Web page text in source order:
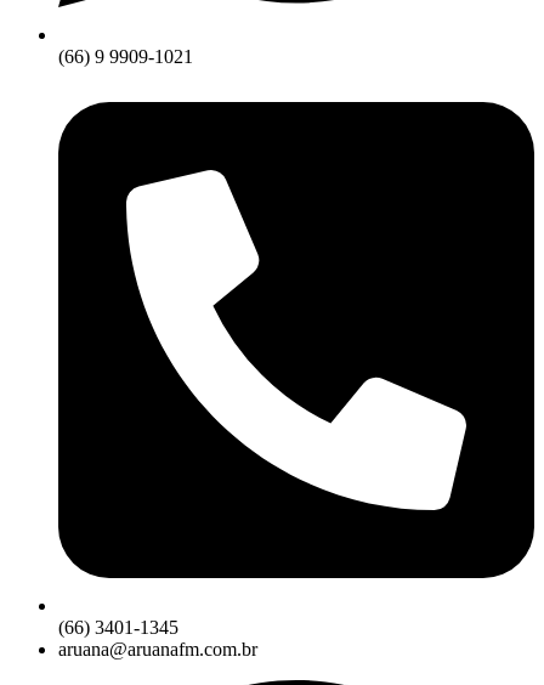
(66) 9 9909-1021
(66) 3401-1345
aruana@aruanafm.com.br